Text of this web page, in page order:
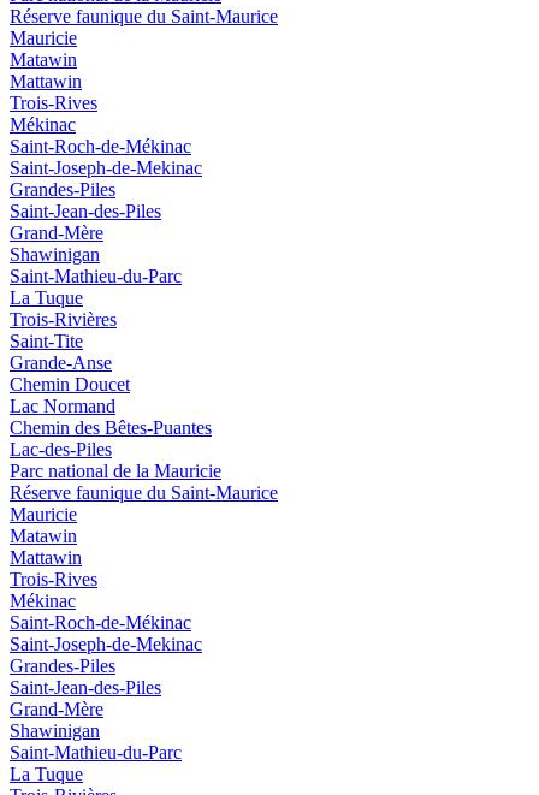
Réserve faunique du Saint‑Maurice
Mauricie
Matawin
Mattawin
Trois-Rives
Mékinac
Saint-Roch-de-Mékinac
Saint-Joseph-de-Mekinac
Grandes-Piles
Saint-Jean-des-Piles
Grand-Mère
Shawinigan
Saint-Mathieu-du-Parc
La Tuque
Trois-Rivières
Saint-Tite
Grande-Anse
Chemin Doucet
Lac Normand
Chemin des Bêtes-Puantes
Lac-des-Piles
Parc national de la Mauricie
Réserve faunique du Saint‑Maurice
Mauricie
Matawin
Mattawin
Trois-Rives
Mékinac
Saint-Roch-de-Mékinac
Saint-Joseph-de-Mekinac
Grandes-Piles
Saint-Jean-des-Piles
Grand-Mère
Shawinigan
Saint-Mathieu-du-Parc
La Tuque